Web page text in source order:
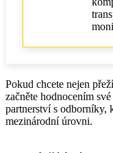
Pokud chcete nejen
začněte hodnocením
partnerství s odborníky,
mezinárodní úrovni.